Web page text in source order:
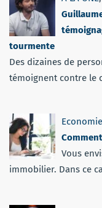
tourmente
Des dizaines de
témoignent contre le
Economie
Vous
immobilier. Dans ce